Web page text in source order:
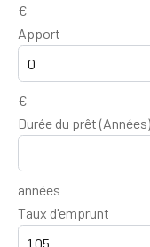
€
Apport
€
Durée du prêt (Années)
années
Taux d'emprunt